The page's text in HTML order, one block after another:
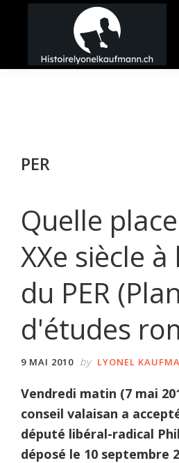
principal
barreHistoire
PER
Quelle
XXe siècle
du PER (Plan
d'études
9 MAI 2010 by LYONEL
Vendredi matin (7 mai
conseil valaisan a
député libéral-radical
déposé le 10 septembre